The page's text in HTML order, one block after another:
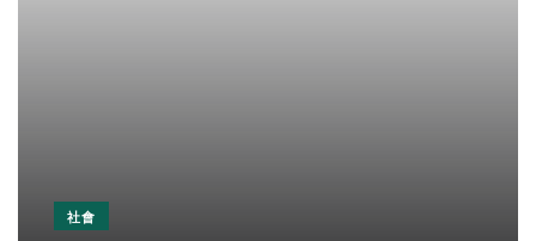
社會